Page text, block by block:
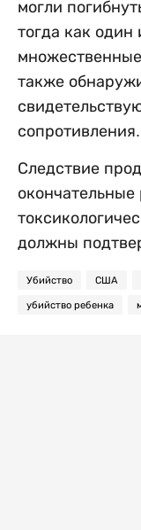
могли
тогда как один
также
сопротивления.
Следствие
окончательные
должны
Убийство США
убийство ребенка